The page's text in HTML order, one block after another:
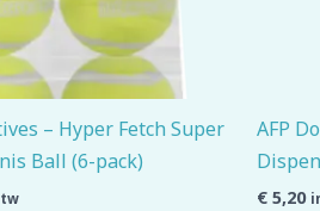
– Hyper Fetch Super
Ball (6-pack)
AFP
€ 5,20